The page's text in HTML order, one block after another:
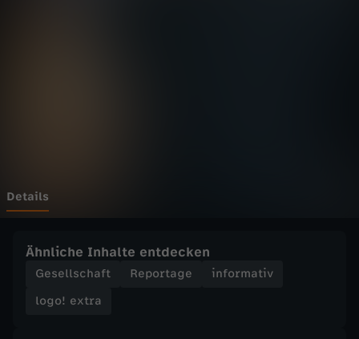
o
g
o
Details
Ähnliche Inhalte entdecken
Gesellschaft Reportage
informativ
logo! extra